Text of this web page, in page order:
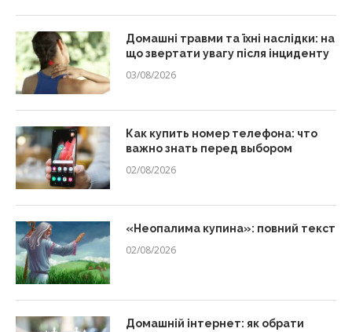
Домашні травми та їхні наслідки: на
що звертати увагу після інциденту
03/08/2026
Как купить номер телефона: что
важно знать перед выбором
02/08/2026
«Неопалима купина»: повний текст
02/08/2026
Домашній інтернет: як обрати